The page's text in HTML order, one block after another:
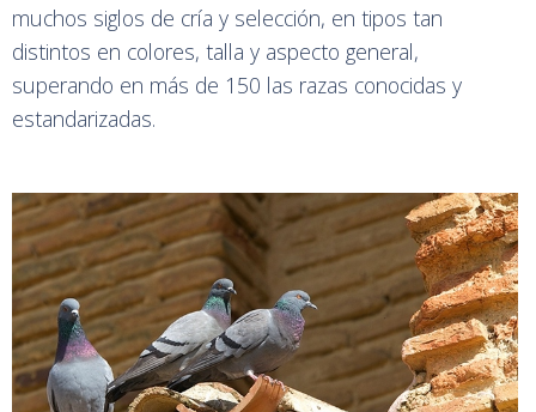
muchos siglos de cría y selección, en tipos tan
distintos en colores, talla y aspecto general,
superando en más de 150 las razas conocidas y
estandarizadas.